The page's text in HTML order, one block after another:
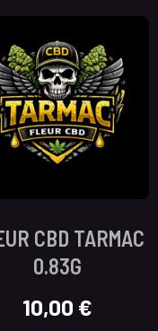
CBD TARMAC
0.83G
10,00 €